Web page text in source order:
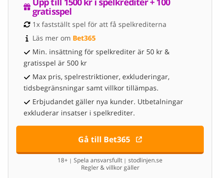
gratisspel
1x fastställt spel för att få spelkrediterna
Läs mer om Bet365
Min. insättning för spelkrediter är 50 kr &
gratisspel är 500 kr
Max pris, spelrestriktioner, exkluderingar,
tidsbegränsningar samt villkor tillämpas.
Erbjudandet gäller nya kunder. Utbetalningar
exkluderar insatser i spelkrediter.
Gå till Bet365
18+ | Spela ansvarsfullt | stodlinjen.se
Regler & villkor gäller